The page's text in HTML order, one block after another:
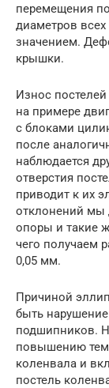
перемещения
диаметров
значением.
крышки.
Износ
на примере
с блоками
после
наблюдается
отверстия
приводит к их
отклонений мы
опоры и такие
чего получаем
0,05 мм.
Причиной
быть
подшипников.
повышению
коленвала и
постель